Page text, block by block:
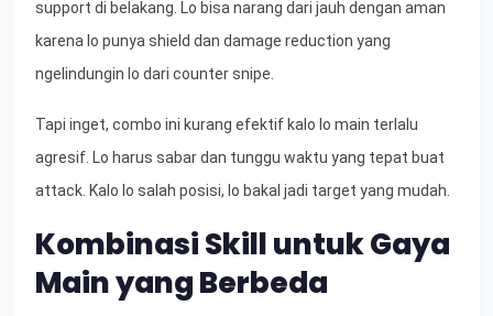
support di belakang. Lo bisa narang dari jauh dengan aman
karena lo punya shield dan damage reduction yang
ngelindungin lo dari counter snipe.
Tapi inget, combo ini kurang efektif kalo lo main terlalu
agresif. Lo harus sabar dan tunggu waktu yang tepat buat
attack. Kalo lo salah posisi, lo bakal jadi target yang mudah.
Kombinasi Skill untuk Gaya
Main yang Berbeda